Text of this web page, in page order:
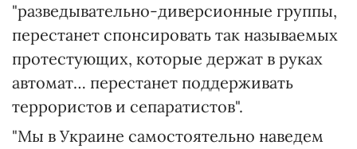
"разведывательно-диверсионные группы,
перестанет спонсировать так называемых
протестующих, которые держат в руках
автомат… перестанет поддерживать
террористов и сепаратистов".
"Мы в Украине самостоятельно наведем